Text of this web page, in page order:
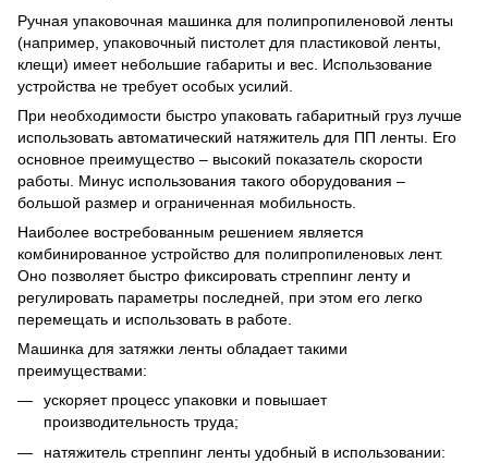
Ручная упаковочная машинка для полипропиленовой ленты
(например, упаковочный пистолет для пластиковой ленты,
клещи) имеет небольшие габариты и вес. Использование
устройства не требует особых усилий.
При необходимости быстро упаковать габаритный груз лучше
использовать автоматический натяжитель для ПП ленты. Его
основное преимущество – высокий показатель скорости
работы. Минус использования такого оборудования –
большой размер и ограниченная мобильность.
Наиболее востребованным решением является
комбинированное устройство для полипропиленовых лент.
Оно позволяет быстро фиксировать стреппинг ленту и
регулировать параметры последней, при этом его легко
перемещать и использовать в работе.
Машинка для затяжки ленты обладает такими
преимуществами:
ускоряет процесс упаковки и повышает
производительность труда;
натяжитель стреппинг ленты удобный в использовании: